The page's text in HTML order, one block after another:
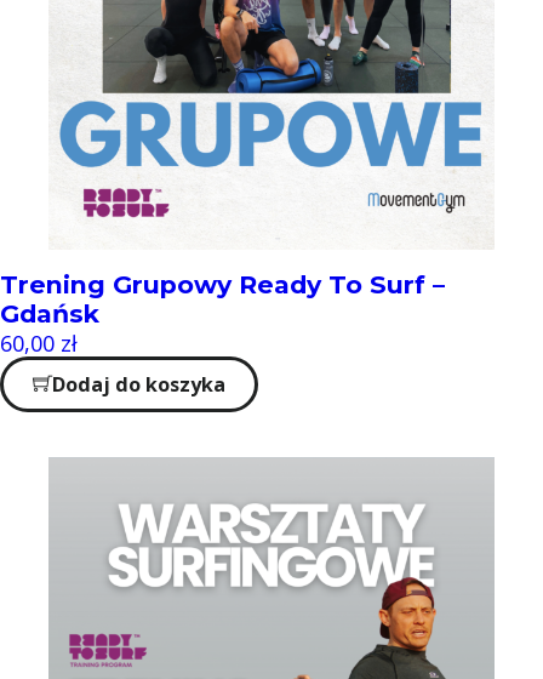
Trening Grupowy Ready To Surf –
Gdańsk
60,00 zł
Dodaj do koszyka